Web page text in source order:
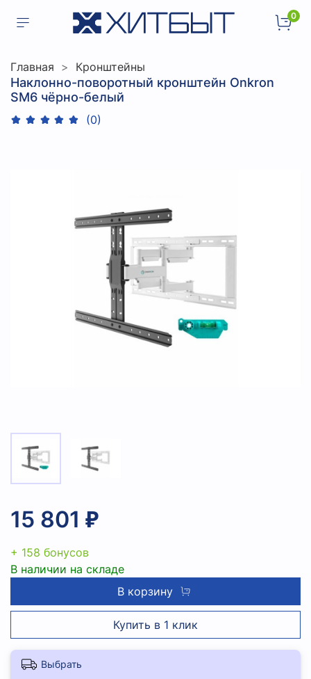
0
Главная Кронштейны
Наклонно-поворотный кронштейн Onkron
SM6 чёрно-белый
(0)
15 801 ₽
+ 158 бонусов
В наличии на складе
В корзину
Купить в 1 клик
Выбрать